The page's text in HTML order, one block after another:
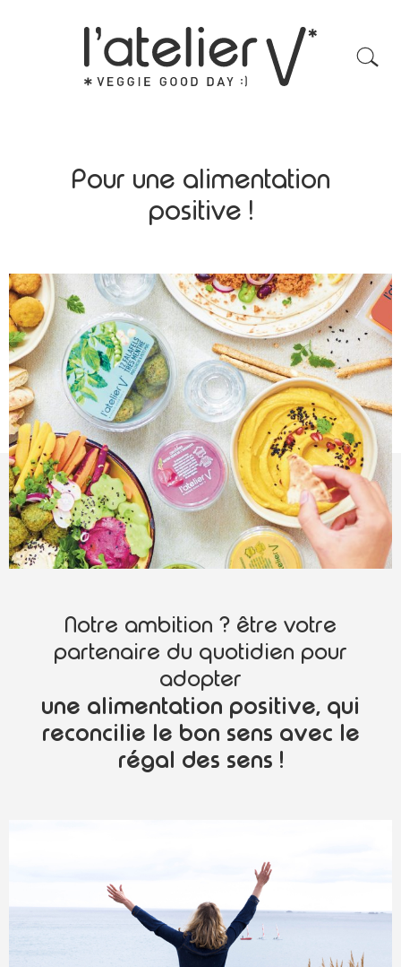
Pour une alimentation
positive !
Notre ambition ? être votre
partenaire du quotidien pour
adopter
une alimentation positive, qui
reconcilie le bon sens avec le
régal des sens !